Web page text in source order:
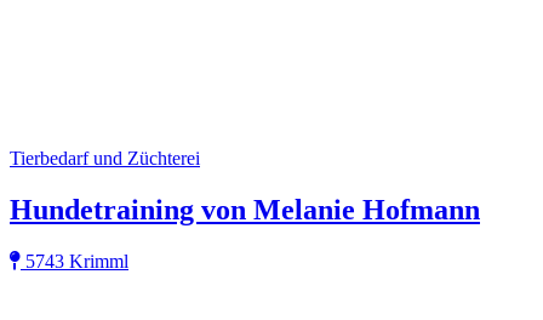
Tierbedarf und Züchterei
Hundetraining von Melanie Hofmann
5743 Krimml